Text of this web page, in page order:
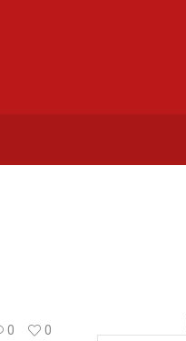
0 0